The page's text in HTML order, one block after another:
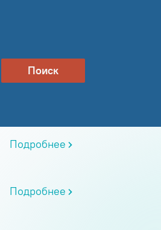
Поиск
Подробнее
Подробнее